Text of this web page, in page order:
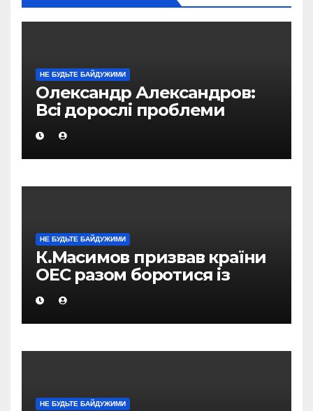
НЕ БУДЬТЕ БАЙДУЖИМИ
Олександр Александров:
Всі дорослі проблеми
«родом з дитинства»
НЕ БУДЬТЕ БАЙДУЖИМИ
К.Масимов призвав країни
ОЕС разом боротися із
стихійними лихами в
регіоні і їх наслідками
НЕ БУДЬТЕ БАЙДУЖИМИ